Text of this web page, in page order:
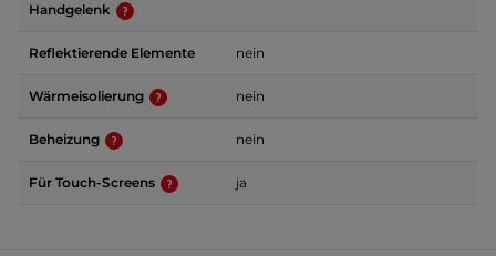
Handgelenk
Reflektierende Elemente nein
Wärmeisolierung nein
Beheizung nein
Für Touch-Screens ja